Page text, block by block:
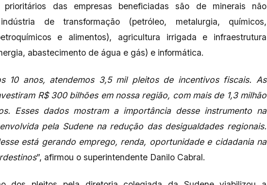
prioritários das empresas beneficiadas são de minerais não
de transformação (petróleo, metalurgia, químicos,
e alimentos), agricultura irrigada e infraestrutura
abastecimento de água e gás) e informática.
10 anos, atendemos 3,5 mil pleitos de incentivos fiscais. As
R$ 300 bilhões em nossa região, com mais de 1,3 milhão
Esses dados mostram a importância desse instrumento na
pela Sudene na redução das desigualdades regionais.
está gerando emprego, renda, oportunidade e cidadania na
”, afirmou o superintendente Danilo Cabral.